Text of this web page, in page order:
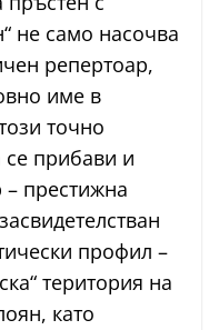
не само насочва
репертоар,
име в
точно
се прибави и
– престижна
профил –
територия на
като